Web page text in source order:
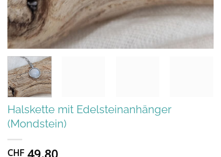
Halskette mit Edelsteinanhänger
(Mondstein)
CHF